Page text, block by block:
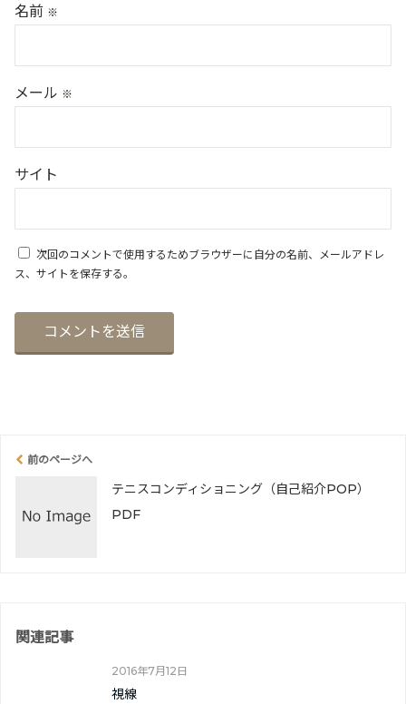
名前 ※
メール ※
サイト
次回のコメントで使用するためブラウザーに自分の名前、メールアドレ
ス、サイトを保存する。
前のページへ
テニスコンディショニング（自己紹介POP）
PDF
関連記事
2016年7月12日
視線